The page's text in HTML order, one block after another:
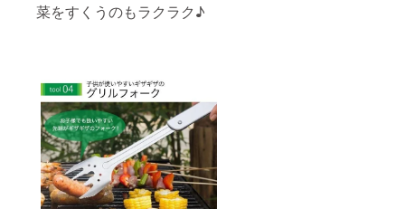
菜をすくうのもラクラク♪